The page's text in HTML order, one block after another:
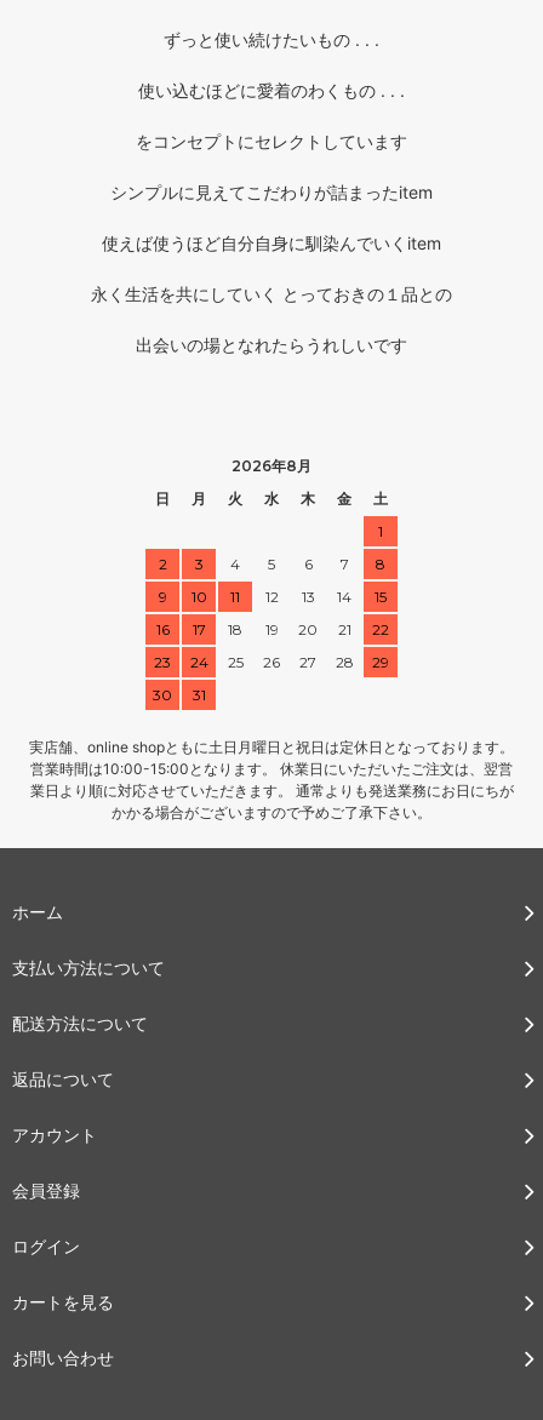
ずっと使い続けたいもの . . .
使い込むほどに愛着のわくもの . . .
をコンセプトにセレクトしています
シンプルに見えてこだわりが詰まったitem
使えば使うほど自分自身に馴染んでいくitem
永く生活を共にしていく とっておきの１品との
出会いの場となれたらうれしいです
2026年8月
日
月 火 水 木 金
土
1
2
3 4 5 6 7
8
9
10 11 12 13 14
15
16
17 18 19 20 21
22
23
24 25 26 27 28
29
30
31
実店舗、online shopともに土日月曜日と祝日は定休日となっております。
営業時間は10:00-15:00となります。 休業日にいただいたご注文は、翌営
業日より順に対応させていただきます。 通常よりも発送業務にお日にちが
かかる場合がございますので予めご了承下さい。
ホーム
支払い方法について
配送方法について
返品について
アカウント
会員登録
ログイン
カートを見る
お問い合わせ